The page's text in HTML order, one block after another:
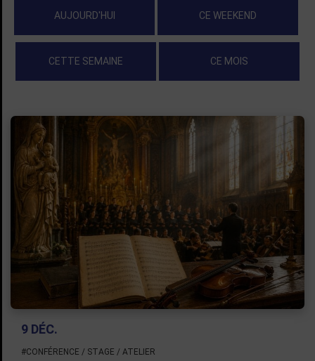
AUJOURD'HUI CE WEEKEND
CETTE SEMAINE CE MOIS
9 DÉC.
#CONFÉRENCE / STAGE / ATELIER